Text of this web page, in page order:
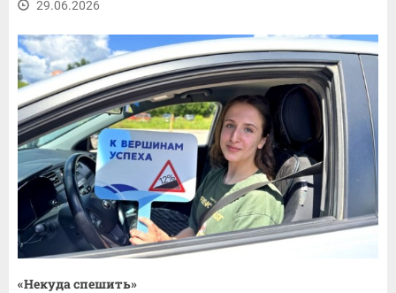
29.06.2026
«Некуда спешить»